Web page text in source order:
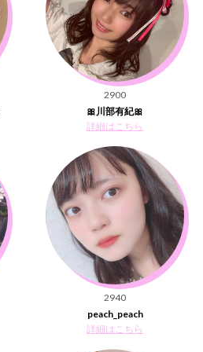
2900
🎀川部有紀🎀
詳細はこちら
2940
peach_peach
詳細はこちら